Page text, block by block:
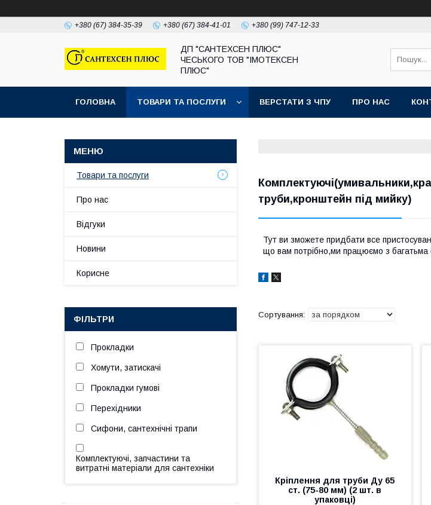
+380 (67) 384-35-39 +380 (67) 384-41-01 +380 (99) 747-12-33
ДП "САНТЕХСЕН ПЛЮС"
ЧЕСЬКОГО ТОВ "ІМОТЕКСЕН
ПЛЮС"
ГОЛОВНА ТОВАРИ ТА ПОСЛУГИ ВЕРСТАТИ З ЧПУ ПРО НАС
труби,кронштейн під мийку)
Тут ви зможете придбати все
що вам потрібно,ми працюємо з багатьма
Кріплення для труби Ду 65
ст. (75-80 мм) (2 шт. в
упаковці)
Товари та послуги
Про нас
Відгуки
Новини
Корисне
ФІЛЬТРИ
Прокладки
Хомути, затискачі
Прокладки гумові
Перехідники
Сифони, сантехнічні трапи
Комплектуючі, запчастини та
витратні матеріали для сантехніки